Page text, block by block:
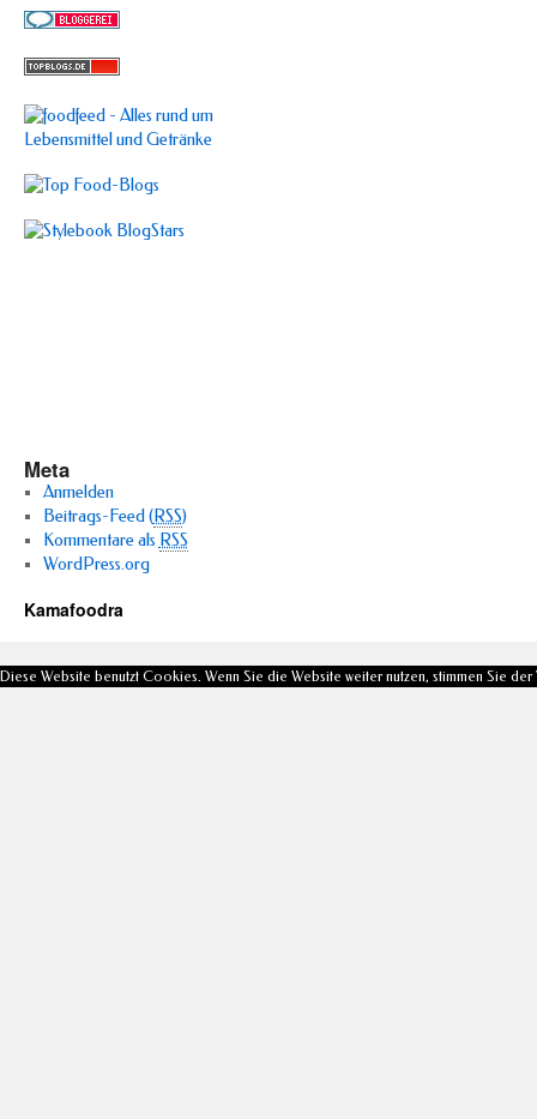
Meta
Anmelden
Beitrags-Feed (RSS)
Kommentare als RSS
WordPress.org
Kamafoodra
Diese Website benutzt Cookies. Wenn Sie die Website weiter nutzen, stimmen Sie